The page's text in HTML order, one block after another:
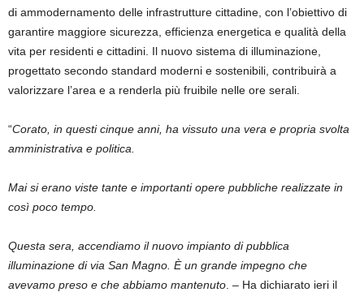
di ammodernamento delle infrastrutture cittadine, con l’obiettivo di
garantire maggiore sicurezza, efficienza energetica e qualità della
vita per residenti e cittadini. Il nuovo sistema di illuminazione,
progettato secondo standard moderni e sostenibili, contribuirà a
valorizzare l’area e a renderla più fruibile nelle ore serali.
“Corato, in questi cinque anni, ha vissuto una vera e propria svolta
amministrativa e politica.
Mai si erano viste tante e importanti opere pubbliche realizzate in
così poco tempo.
Questa sera, accendiamo il nuovo impianto di pubblica
illuminazione di via San Magno. È un grande impegno che
avevamo preso e che abbiamo mantenuto . – Ha dichiarato ieri il